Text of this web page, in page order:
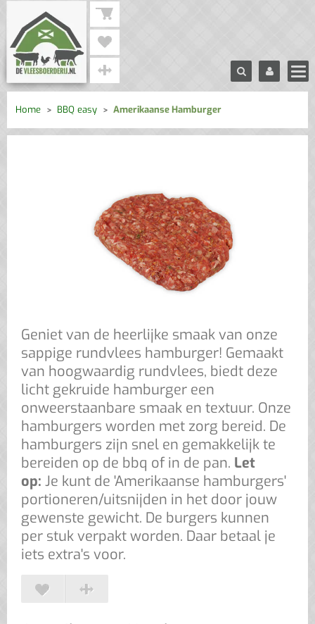
Home BBQ easy Amerikaanse Hamburger
Geniet van de heerlijke smaak van onze
sappige rundvlees hamburger! Gemaakt
van hoogwaardig rundvlees, biedt deze
licht gekruide hamburger een
onweerstaanbare smaak en textuur. Onze
hamburgers worden met zorg bereid. De
hamburgers zijn snel en gemakkelijk te
bereiden op de bbq of in de pan. Let
op: Je kunt de 'Amerikaanse hamburgers'
portioneren/uitsnijden in het door jouw
gewenste gewicht. De burgers kunnen
per stuk verpakt worden. Daar betaal je
iets extra's voor.